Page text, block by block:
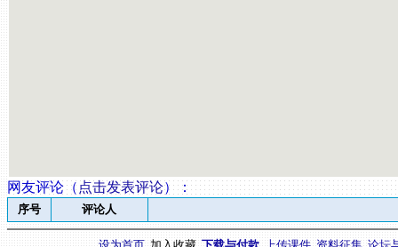
网友评论（ 点击发表评论） ：
序号 评论人